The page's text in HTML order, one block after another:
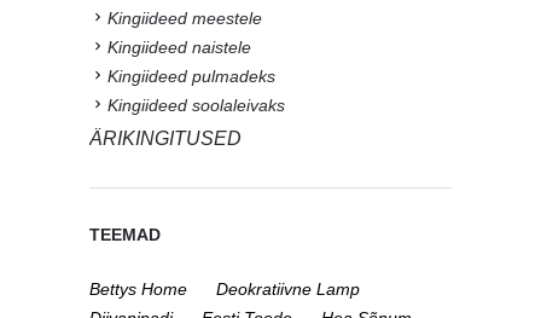
Kingiideed meestele
Kingiideed naistele
Kingiideed pulmadeks
Kingiideed soolaleivaks
ÄRIKINGITUSED
TEEMAD
Bettys Home
Deokratiivne Lamp